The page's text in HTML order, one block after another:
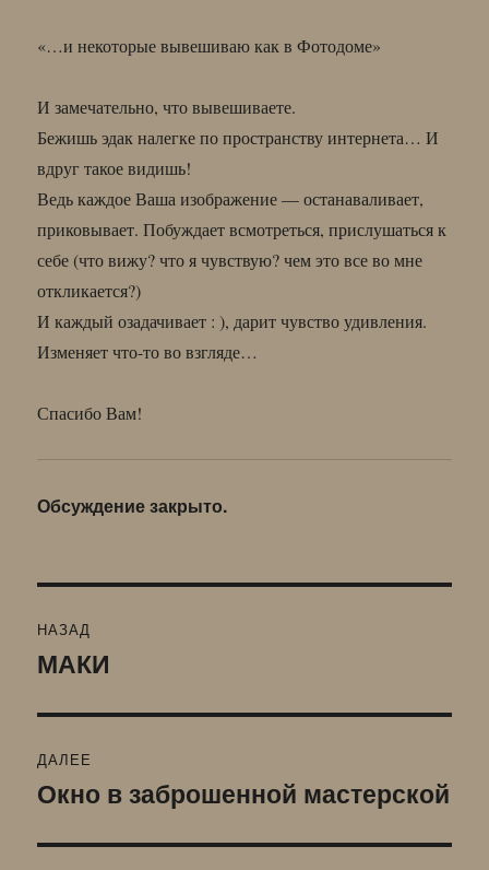
«…и некоторые вывешиваю как в Фотодоме»
И замечательно, что вывешиваете.
Бежишь эдак налегке по пространству интернета… И
вдруг такое видишь!
Ведь каждое Ваша изображение — останаваливает,
приковывает. Побуждает всмотреться, прислушаться к
себе (что вижу? что я чувствую? чем это все во мне
откликается?)
И каждый озадачивает : ), дарит чувство удивления.
Изменяет что-то во взгляде…
Спасибо Вам!
Обсуждение закрыто.
по
НАЗАД
Предыдущая
МАКИ
ДАЛЕЕ
Следующая
Окно в заброшенной мастерской